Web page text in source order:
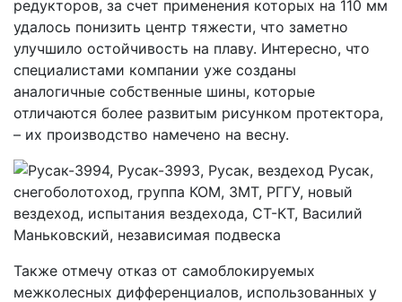
редукторов, за счет применения которых на 110 мм
удалось понизить центр тяжести, что заметно
улучшило остойчивость на плаву. Интересно, что
специалистами компании уже созданы
аналогичные собственные шины, которые
отличаются более развитым рисунком протектора,
– их производство намечено на весну.
Также отмечу отказ от самоблокируемых
межколесных дифференциалов, использованных у